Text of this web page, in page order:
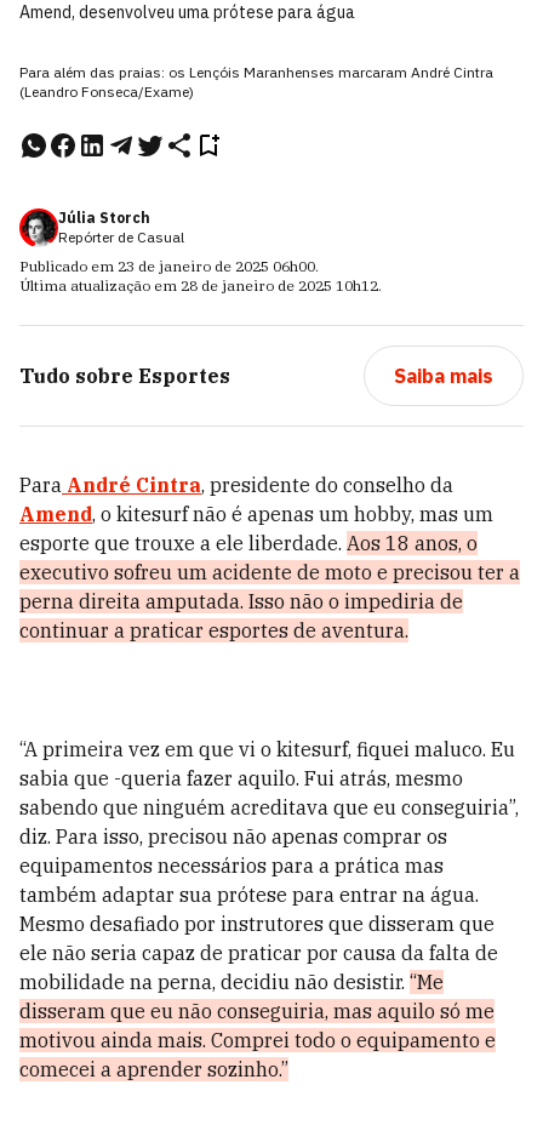
Amend, desenvolveu uma prótese para água
Para além das praias: os Lençóis Maranhenses marcaram André Cintra
(Leandro Fonseca/Exame)
Júlia Storch
Repórter de Casual
Publicado em 23 de janeiro de 2025 06h00.
Última atualização em 28 de janeiro de 2025 10h12.
Tudo sobre Esportes Saiba mais
Para André Cintra, presidente do conselho da
Amend, o kitesurf não é apenas um hobby, mas um
esporte que trouxe a ele liberdade. Aos 18 anos, o
executivo sofreu um acidente de moto e precisou ter a
perna direita amputada. Isso não o impediria de
continuar a praticar esportes de aventura.
“A primeira vez em que vi o kitesurf, fiquei maluco. Eu
sabia que -queria fazer aquilo. Fui atrás, mesmo
sabendo que ninguém acreditava que eu conseguiria”,
diz. Para isso, precisou não apenas comprar os
equipamentos necessários para a prática mas
também adaptar sua prótese para entrar na água.
Mesmo desafiado por instrutores que disseram que
ele não seria capaz de praticar por causa da falta de
mobilidade na perna, decidiu não desistir. “Me
disseram que eu não conseguiria, mas aquilo só me
motivou ainda mais. Comprei todo o equipamento e
comecei a aprender sozinho.”